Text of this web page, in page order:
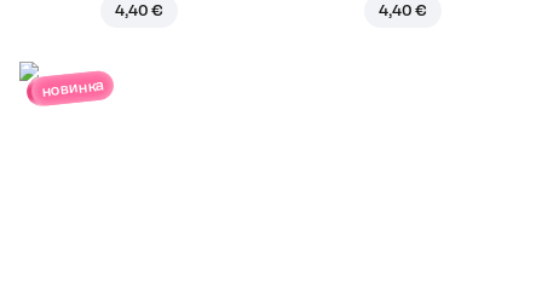
4,40 € 4,40 €
новинка